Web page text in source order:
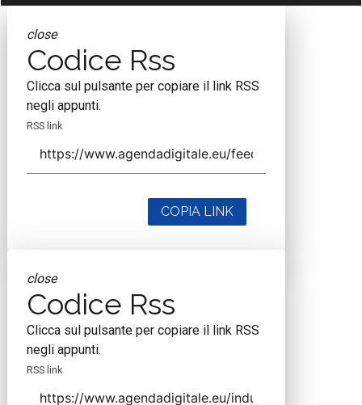
close
Codice Rss
Clicca sul pulsante per copiare il link RSS
negli appunti.
RSS link
COPIA LINK
close
Codice Rss
Clicca sul pulsante per copiare il link RSS
negli appunti.
RSS link